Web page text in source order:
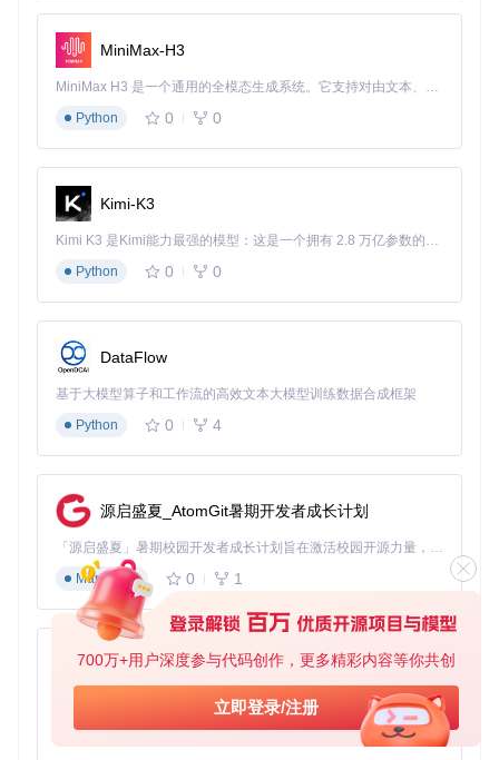
700万+用户深度参与代码创作，更多精彩内容等你共创
立即登录/注册
MiniMax-H3
MiniMax H3 是一个通用的全模态生成系统。它支持对由文本、图像、视频和音频组成的多模态上下文进行统一理解，并能生成分辨率高达 2K、时长可达 15 秒的带原生立体声音频的视频。得益于面向任务泛化的系统设计，H3 在预训练阶段就已具备广泛的多模态上下文理解与生成能力，能够出色地执行复杂的多模态指令。
Python
0 0
Kimi-K3
Kimi K3 是Kimi能力最强的模型：这是一个拥有 2.8 万亿参数的混合专家（MoE）模型，具备原生视觉理解能力，并支持 100 万 token 的上下文窗口。
Python
0 0
DataFlow
基于大模型算子和工作流的高效文本大模型训练数据合成框架
Python
0 4
源启盛夏_AtomGit暑期开发者成长计划
「源启盛夏」暑期校园开发者成长计划旨在激活校园开源力量，通过积分激励、认证扶持、资源倾斜等形式，引导高校组织和开发者完成「入驻 — 建项目 — 做贡献 — 获认证 — 得资源」的完整闭环。无论你是想带领社团入驻平台的组织者，还是希望用代码贡献证明自己的开发者，都能在这里找到属于你的成长路径。
Markdown
0 1
py-xiaozhi
基于Python的Xiaozhi AI，适用于想要完整Xiaozhi体验而无需拥有专用硬件的用户。
Python
0 1